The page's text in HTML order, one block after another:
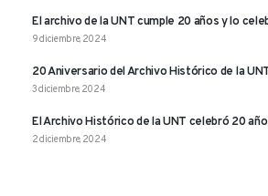
El archivo de la UNT cumple 20 años y lo
9 diciembre, 2024
20 Aniversario del Archivo Histórico de la
3 diciembre, 2024
El Archivo Histórico de la UNT celebró 20
2 diciembre, 2024